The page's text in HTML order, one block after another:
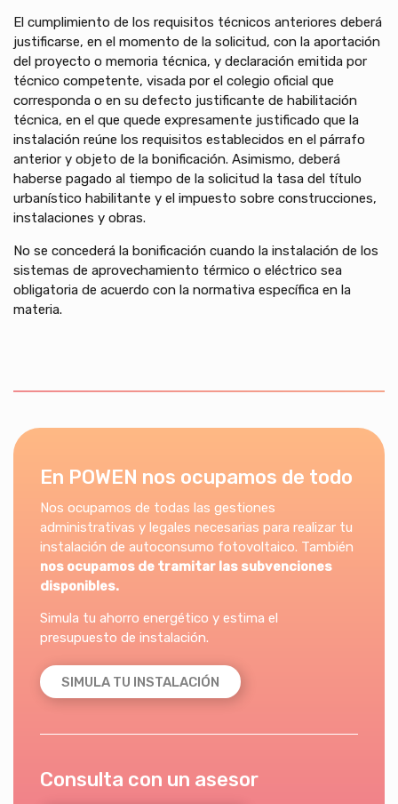
El cumplimiento de los requisitos técnicos anteriores deberá
justificarse, en el momento de la solicitud, con la aportación
del proyecto o memoria técnica, y declaración emitida por
técnico competente, visada por el colegio oficial que
corresponda o en su defecto justificante de habilitación
técnica, en el que quede expresamente justificado que la
instalación reúne los requisitos establecidos en el párrafo
anterior y objeto de la bonificación. Asimismo, deberá
haberse pagado al tiempo de la solicitud la tasa del título
urbanístico habilitante y el impuesto sobre construcciones,
instalaciones y obras.
No se concederá la bonificación cuando la instalación de los
sistemas de aprovechamiento térmico o eléctrico sea
obligatoria de acuerdo con la normativa específica en la
materia.
En POWEN nos ocupamos de todo
Nos ocupamos de todas las gestiones
administrativas y legales necesarias para realizar tu
instalación de autoconsumo fotovoltaico. También
nos ocupamos de tramitar las subvenciones
disponibles.
Simula tu ahorro energético y estima el
presupuesto de instalación.
SIMULA TU INSTALACIÓN
Consulta con un asesor